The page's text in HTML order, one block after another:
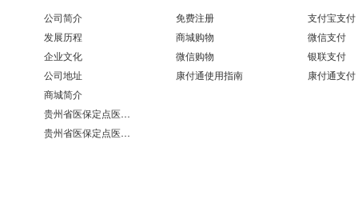
公司简介
发展历程
企业文化
公司地址
商城简介
贵州省医保定点医疗机构医保服务情况表（第551分店）
贵州省医保定点医疗机构医保服务情况表（第100分店）
免费注册
商城购物
微信购物
康付通使用指南
支付宝支付
微信支付
银联支付
康付通支付